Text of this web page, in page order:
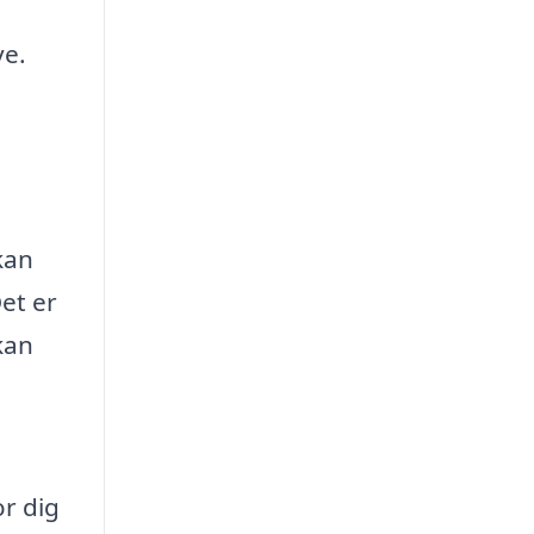
er
dig